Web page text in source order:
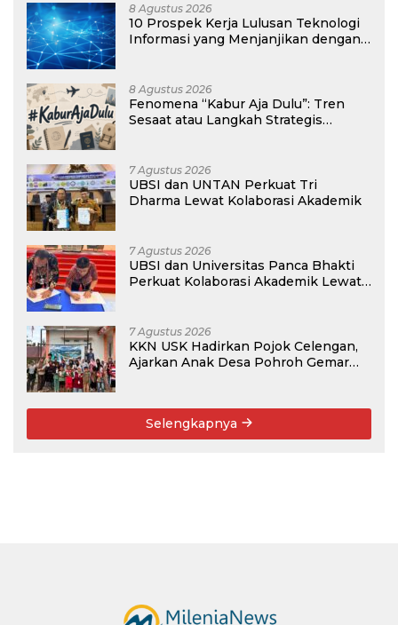
8 Agustus 2026
10 Prospek Kerja Lulusan Teknologi
Informasi yang Menjanjikan dengan
8 Agustus 2026
Fenomena “Kabur Aja Dulu”: Tren
Sesaat atau Langkah Strategis
7 Agustus 2026
UBSI dan UNTAN Perkuat Tri
Dharma Lewat Kolaborasi Akademik
7 Agustus 2026
UBSI dan Universitas Panca Bhakti
Perkuat Kolaborasi Akademik Lewat
7 Agustus 2026
KKN USK Hadirkan Pojok Celengan,
Ajarkan Anak Desa Pohroh Gemar
Selengkapnya